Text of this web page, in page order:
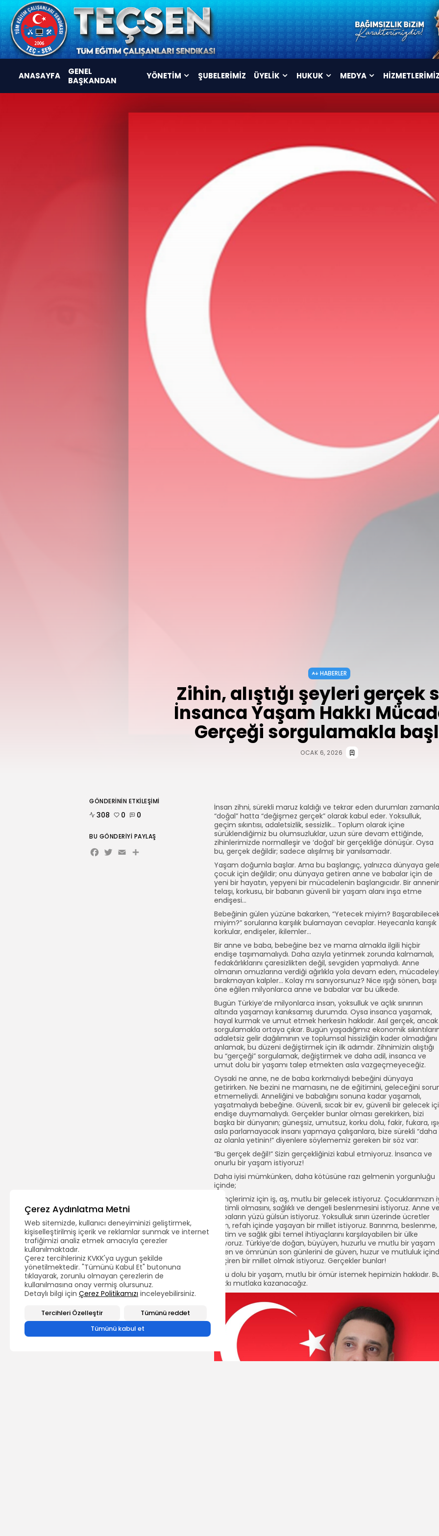
Çerez Aydınlatma Metni
Web sitemizde, kullanıcı deneyiminizi geliştirmek,
kişiselleştirilmiş içerik ve reklamlar sunmak ve internet
trafiğimizi analiz etmek amacıyla çerezler
kullanılmaktadır.
Çerez tercihleriniz KVKK'ya uygun şekilde
yönetilmektedir. "Tümünü Kabul Et" butonuna
tıklayarak, zorunlu olmayan çerezlerin de
kullanılmasına onay vermiş olursunuz.
Detaylı bilgi için Çerez Politikamızı inceleyebilirsiniz.
Tercihleri Özelleştir
Tümünü reddet
Tümünü kabul et
ANASAYFA
GENEL
BAŞKANDAN
YÖNETİM
YÖNETİM KURULU
ŞUBELERİMİZ ÜYELİK
ÜYELİK FORMU
HUKUK
TÜZÜK
METNİ
MEDYA
VİDEOLAR
HİZMETLERİMİZ
HABERLER
Zihin, alıştığı şeyleri gerçek
İnsanca Yaşam Hakkı
Gerçeği sorgulamakla
OCAK 6, 2026
İnsan zihni, sürekli maruz kaldığı ve tekrar eden durumları zamanla
“doğal” hatta “değişmez gerçek” olarak kabul eder. Yoksulluk,
geçim sıkıntısı, adaletsizlik, sessizlik… Toplum olarak içine
sürüklendiğimiz bu olumsuzluklar, uzun süre devam ettiğinde,
zihinlerimizde normalleşir ve ‘doğal’ bir gerçekliğe dönüşür. Oysa
bu, gerçek değildir; sadece alışılmış bir yanılsamadır.
Yaşam doğumla başlar. Ama bu başlangıç, yalnızca dünyaya
çocuk için değildir; onu dünyaya getiren anne ve babalar için de
yeni bir hayatın, yepyeni bir mücadelenin başlangıcıdır. Bir
telaşı, korkusu, bir babanın güvenli bir yaşam alanı inşa etme
endişesi…
Bebeğinin gülen yüzüne bakarken, “Yetecek miyim?
miyim?” sorularına karşılık bulamayan cevaplar. Heyecanla karışık
korkular, endişeler, ikilemler…
Bir anne ve baba, bebeğine bez ve mama almakla ilgili hiçbir
endişe taşımamalıydı. Daha azıyla yetinmek zorunda kalmamalı,
fedakârlıklarını çaresizlikten değil, sevgiden yapmalıydı. Anne
olmanın omuzlarına verdiği ağırlıkla yola devam eden, mücadeleyi
bırakmayan kalpler… Kolay mı sanıyorsunuz? Nice ışığı sönen, başı
öne eğilen milyonlarca anne ve babalar var bu ülkede.
Bugün Türkiye’de milyonlarca insan, yoksulluk ve açlık sınırının
altında yaşamayı kanıksamış durumda. Oysa insanca yaşamak,
hayal kurmak ve umut etmek herkesin hakkıdır. Asıl gerçek, ancak
sorgulamakla ortaya çıkar. Bugün yaşadığımız ekonomik
adaletsiz gelir dağılımının ve toplumsal hissizliğin kader olmadığını
anlamak, bu düzeni değiştirmek için ilk adımdır. Zihnimizin alıştığı
bu “gerçeği” sorgulamak, değiştirmek ve daha adil, insanca ve
umut dolu bir yaşamı talep etmekten asla vazgeçmeyeceğiz.
Oysaki ne anne, ne de baba korkmalıydı bebeğini dünyaya
getirirken. Ne bezini ne mamasını, ne de eğitimini, geleceğini
etmemeliydi. Anneliğini ve babalığını sonuna kadar yaşamalı,
yaşatmalıydı bebeğine. Güvenli, sıcak bir ev, güvenli bir gelecek
endişe duymamalıydı. Gerçekler bunlar olması gerekirken, bizi
başka bir dünyanın; güneşsiz, umutsuz, korku dolu, fakir, fukara,
asla parlamayacak insanı yapmaya çalışanlara, bize sürekli “daha
az olanla yetinin!” diyenlere söylememiz gereken bir söz var:
“Bu gerçek değil!” Sizin gerçekliğinizi kabul etmiyoruz. İnsanca ve
onurlu bir yaşam istiyoruz!
Daha iyisi mümkünken, daha kötüsüne razı gelmenin yorgunluğu
içinde;
Gençlerimiz için iş, aş, mutlu bir gelecek istiyoruz. Çocuklarımızın
eğitimli olmasını, sağlıklı ve dengeli beslenmesini istiyoruz. Anne ve
babaların yüzü gülsün istiyoruz. Yoksulluk sınırı üzerinde ücretler
alan, refah içinde yaşayan bir millet istiyoruz. Barınma, beslenme,
eğitim ve sağlık gibi temel ihtiyaçlarını karşılayabilen bir ülke
istiyoruz. Türkiye’de doğan, büyüyen, huzurlu ve mutlu bir yaşam
süren ve ömrünün son günlerini de güven, huzur ve mutluluk
geçiren bir millet olmak istiyoruz. Gerçekler bunlar!
Dolu dolu bir yaşam, mutlu bir ömür istemek hepimizin hakkıdır.
hakkı mutlaka kazanacağız.
GÖNDERININ ETKILEŞIMI
308 0 0
BU GÖNDERIYI PAYLAŞ
Facebook
Twitter
EmailShare